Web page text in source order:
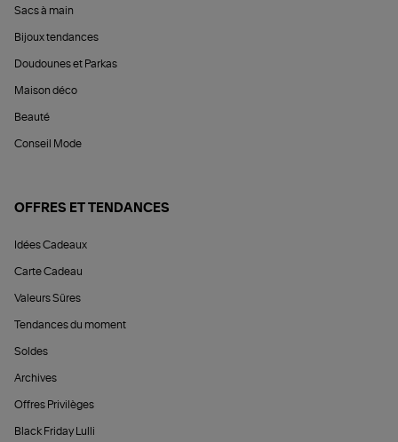
Sacs à main
Bijoux tendances
Doudounes et Parkas
Maison déco
Beauté
Conseil Mode
OFFRES ET TENDANCES
Idées Cadeaux
Carte Cadeau
Valeurs Sûres
Tendances du moment
Soldes
Archives
Offres Privilèges
Black Friday Lulli